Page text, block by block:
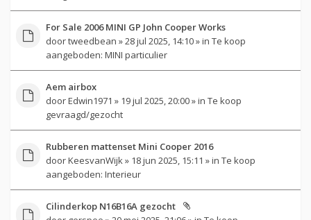
For Sale 2006 MINI GP John Cooper Works
doortweedbean » 28 jul 2025, 14:10 » in Te koop
aangeboden: MINI particulier
Aem airbox
doorEdwin1971 » 19 jul 2025, 20:00 » in Te koop
gevraagd/gezocht
Rubberen mattenset Mini Cooper 2016
doorKeesvanWijk » 18 jun 2025, 15:11 » in Te koop
aangeboden: Interieur
Cilinderkop N16B16A gezocht